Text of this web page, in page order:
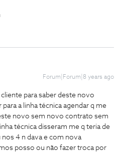
Forum|Forum|8 years ago
para saber deste novo
a linha técnica agendar q me
novo sem novo contrato sem
técnica disseram me q teria de
4 n dava e com nova
posso ou não fazer troca por